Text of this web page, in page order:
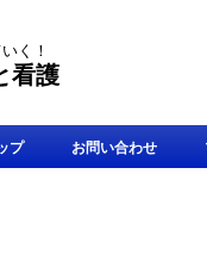
く！
看護
プ お問い合わせ